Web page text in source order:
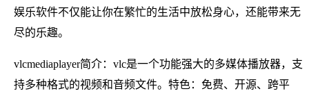
娱乐软件不仅能让你在繁忙的生活中放松身心，还能带来无
尽的乐趣。
vlcmediaplayer简介：vlc是一个功能强大的多媒体播放器，支
持多种格式的视频和音频文件。特色：免费、开源、跨平